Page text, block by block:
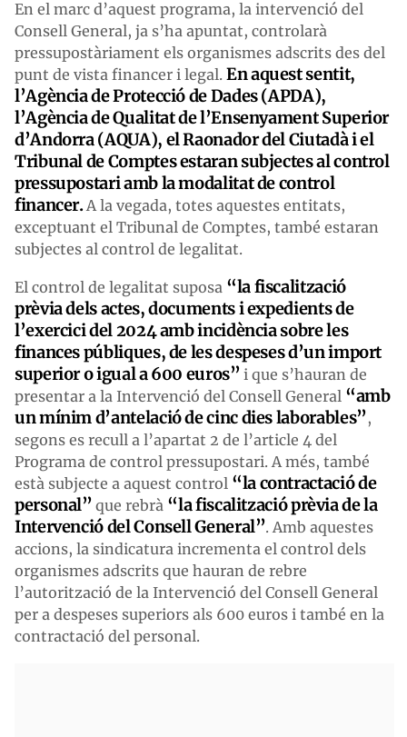
En el marc d’aquest programa, la intervenció del
Consell General, ja s’ha apuntat, controlarà
pressupostàriament els organismes adscrits des del
punt de vista financer i legal. En aquest sentit,
l’Agència de Protecció de Dades (APDA),
l’Agència de Qualitat de l’Ensenyament Superior
d’Andorra (AQUA), el Raonador del Ciutadà i el
Tribunal de Comptes estaran subjectes al control
pressupostari amb la modalitat de control
financer.A la vegada, totes aquestes entitats,
exceptuant el Tribunal de Comptes, també estaran
subjectes al control de legalitat.
El control de legalitat suposa “la fiscalització
prèvia dels actes, documents i expedients de
l’exercici del 2024 amb incidència sobre les
finances públiques, de les despeses d’un import
superior o igual a 600 euros”i que s’hauran de
presentar a la Intervenció del Consell General “amb
un mínim d’antelació de cinc dies laborables”,
segons es recull a l’apartat 2 de l’article 4 del
Programa de control pressupostari. A més, també
està subjecte a aquest control “la contractació de
personal”que rebrà “la fiscalització prèvia de la
Intervenció del Consell General”. Amb aquestes
accions, la sindicatura incrementa el control dels
organismes adscrits que hauran de rebre
l’autorització de la Intervenció del Consell General
per a despeses superiors als 600 euros i també en la
contractació del personal.